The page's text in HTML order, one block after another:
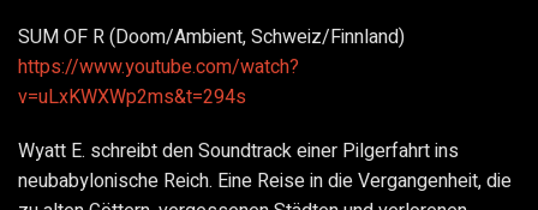
SUM OF R (Doom/Ambient, Schweiz/Finnland)
https://www.youtube.com/watch?
v=uLxKWXWp2ms&t=294s
Wyatt E. schreibt den Soundtrack einer Pilgerfahrt ins
neubabylonische Reich. Eine Reise in die Vergangenheit, die